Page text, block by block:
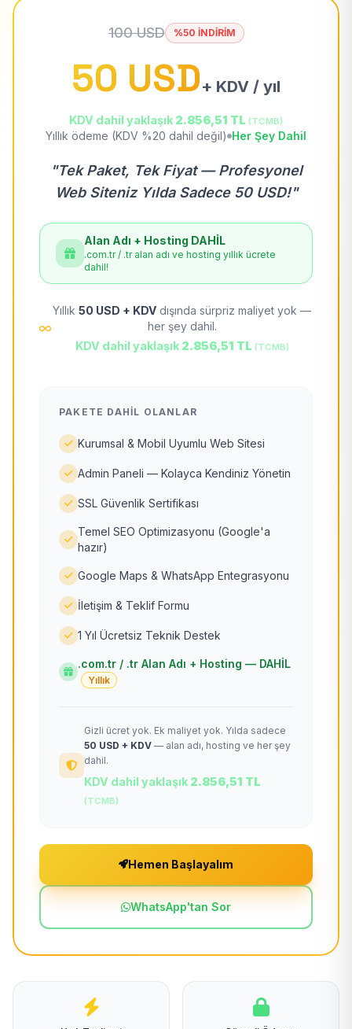
100 USD %50 İNDİRİM
50 USD+ KDV / yıl
KDV dahil yaklaşık 2.856,51 TL (TCMB)
Yıllık ödeme (KDV %20 dahil değil) Her Şey Dahil
"Tek Paket, Tek Fiyat — Profesyonel
Web Siteniz Yılda Sadece 50 USD!"
Alan Adı + Hosting DAHİL
.com.tr / .tr alan adı ve hosting yıllık ücrete
dahil!
Yıllık 50 USD + KDV dışında sürpriz maliyet yok —
her şey dahil.
KDV dahil yaklaşık 2.856,51 TL (TCMB)
PAKETE DAHIL OLANLAR
Kurumsal & Mobil Uyumlu Web Sitesi
Admin Paneli — Kolayca Kendiniz Yönetin
SSL Güvenlik Sertifikası
Temel SEO Optimizasyonu (Google'a
hazır)
Google Maps & WhatsApp Entegrasyonu
İletişim & Teklif Formu
1 Yıl Ücretsiz Teknik Destek
.com.tr / .tr Alan Adı + Hosting — DAHİL
Yıllık
Gizli ücret yok. Ek maliyet yok. Yılda sadece
50 USD + KDV — alan adı, hosting ve her şey
dahil.
KDV dahil yaklaşık 2.856,51 TL
(TCMB)
Hemen Başlayalım
WhatsApp'tan Sor